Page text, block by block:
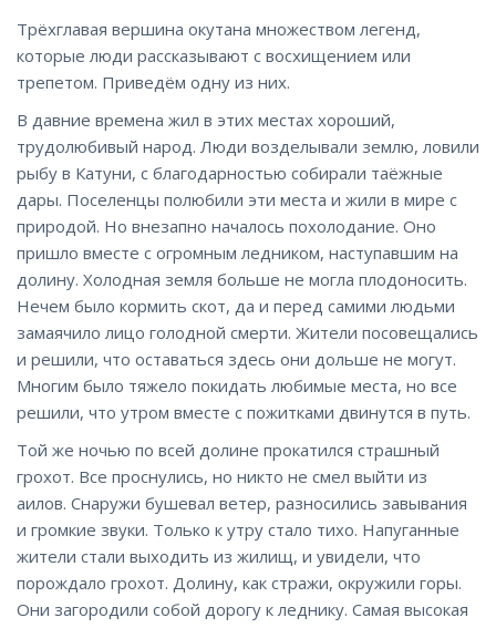
Трёхглавая вершина окутана множеством легенд,
которые люди рассказывают с восхищением или
трепетом. Приведём одну из них.
В давние времена жил в этих местах хороший,
трудолюбивый народ. Люди возделывали землю, ловили
рыбу в Катуни, с благодарностью собирали таёжные
дары. Поселенцы полюбили эти места и жили в мире с
природой. Но внезапно началось похолодание. Оно
пришло вместе с огромным ледником, наступавшим на
долину. Холодная земля больше не могла плодоносить.
Нечем было кормить скот, да и перед самими людьми
замаячило лицо голодной смерти. Жители посовещались
и решили, что оставаться здесь они дольше не могут.
Многим было тяжело покидать любимые места, но все
решили, что утром вместе с пожитками двинутся в путь.
Той же ночью по всей долине прокатился страшный
грохот. Все проснулись, но никто не смел выйти из
аилов. Снаружи бушевал ветер, разносились завывания
и громкие звуки. Только к утру стало тихо. Напуганные
жители стали выходить из жилищ, и увидели, что
порождало грохот. Долину, как стражи, окружили горы.
Они загородили собой дорогу к леднику. Самая высокая